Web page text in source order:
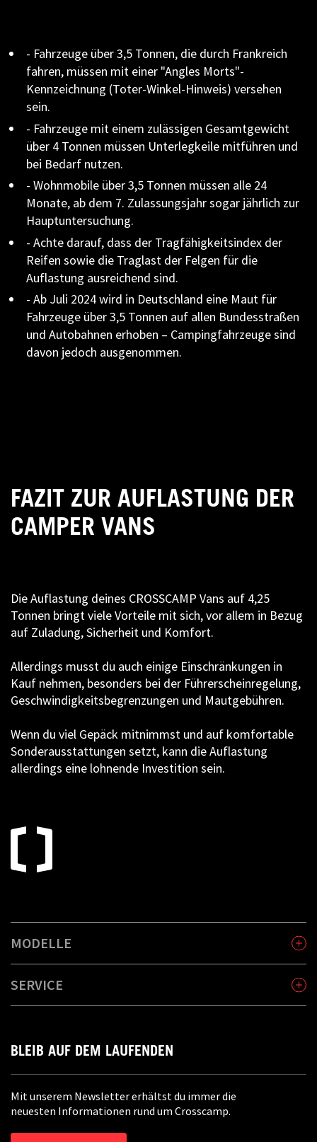
- Fahrzeuge über 3,5 Tonnen, die durch Frankreich
fahren, müssen mit einer "Angles Morts"-
Kennzeichnung (Toter-Winkel-Hinweis) versehen
sein.
- Fahrzeuge mit einem zulässigen Gesamtgewicht
über 4 Tonnen müssen Unterlegkeile mitführen und
bei Bedarf nutzen.
- Wohnmobile über 3,5 Tonnen müssen alle 24
Monate, ab dem 7. Zulassungsjahr sogar jährlich zur
Hauptuntersuchung.
- Achte darauf, dass der Tragfähigkeitsindex der
Reifen sowie die Traglast der Felgen für die
Auflastung ausreichend sind.
- Ab Juli 2024 wird in Deutschland eine Maut für
Fahrzeuge über 3,5 Tonnen auf allen Bundesstraßen
und Autobahnen erhoben – Campingfahrzeuge sind
davon jedoch ausgenommen.
FAZIT ZUR AUFLASTUNG DER
CAMPER VANS
Die Auflastung deines CROSSCAMP Vans auf 4,25
Tonnen bringt viele Vorteile mit sich, vor allem in Bezug
auf Zuladung, Sicherheit und Komfort.
Allerdings musst du auch einige Einschränkungen in
Kauf nehmen, besonders bei der Führerscheinregelung,
Geschwindigkeitsbegrenzungen und Mautgebühren.
Wenn du viel Gepäck mitnimmst und auf komfortable
Sonderausstattungen setzt, kann die Auflastung
allerdings eine lohnende Investition sein.
MODELLE
SERVICE
BLEIB AUF DEM LAUFENDEN
Mit unserem Newsletter erhältst du immer die
neuesten Informationen rund um Crosscamp.